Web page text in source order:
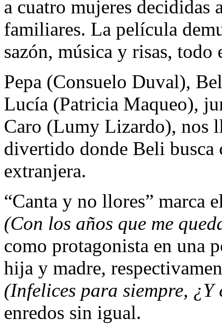
a cuatro mujeres decididas
familiares. La película
sazón, música y risas, todo
Pepa (Consuelo Duval),
Lucía (Patricia Maqueo),
Caro (Lumy Lizardo), nos
divertido donde Beli busca
extranjera.
“Canta y no llores” marca
(Con los años que me
como protagonista en una
hija y madre,
(Infelices para siempre, ¿Y
enredos sin igual.